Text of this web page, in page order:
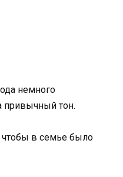
немного
привычный тон.
чтобы в семье было